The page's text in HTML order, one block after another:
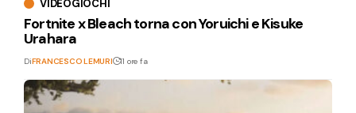
VIDEOGIOCHI
Fortnite x Bleach torna con Yoruichi e Kisuke
Urahara
DiFRANCESCO LEMURI 11 ore fa